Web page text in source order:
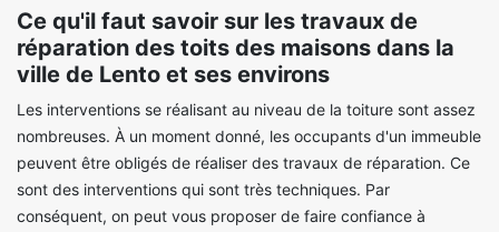
Ce qu'il faut savoir sur les travaux de
réparation des toits des maisons dans la
ville de Lento et ses environs
Les interventions se réalisant au niveau de la toiture sont assez
nombreuses. À un moment donné, les occupants d'un immeuble
peuvent être obligés de réaliser des travaux de réparation. Ce
sont des interventions qui sont très techniques. Par
conséquent, on peut vous proposer de faire confiance à